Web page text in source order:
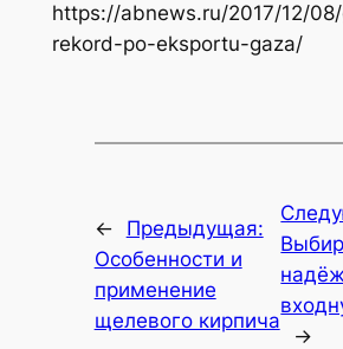
https://abnews.ru/2017/12/
rekord-po-eksportu-gaza/
←
Предыдущая:
Особенности и
применение
щелевого кирпича
→